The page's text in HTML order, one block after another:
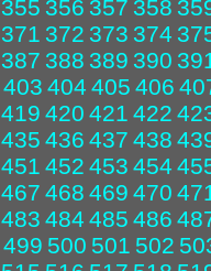
355 356 357 358
371 372 373 374
387 388 389 390
403 404 405 406
419 420 421 422
435 436 437 438
451 452 453 454
467 468 469 470
483 484 485 486
499 500 501 502